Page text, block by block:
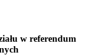
w referendum